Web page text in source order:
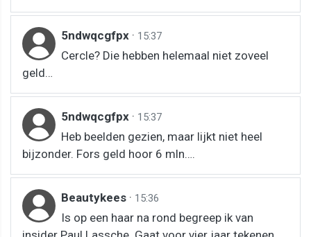
5ndwqcgfpx · 15:37
Cercle? Die hebben helemaal niet zoveel
geld…
5ndwqcgfpx · 15:37
Heb beelden gezien, maar lijkt niet heel
bijzonder. Fors geld hoor 6 mln….
Beautykees · 15:36
Is op een haar na rond begreep ik van